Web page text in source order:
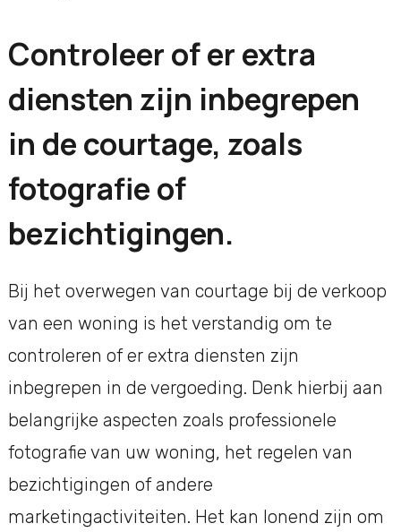
Controleer of er extra
diensten zijn inbegrepen
in de courtage, zoals
fotografie of
bezichtigingen.
Bij het overwegen van courtage bij de verkoop
van een woning is het verstandig om te
controleren of er extra diensten zijn
inbegrepen in de vergoeding. Denk hierbij aan
belangrijke aspecten zoals professionele
fotografie van uw woning, het regelen van
bezichtigingen of andere
marketingactiviteiten. Het kan lonend zijn om